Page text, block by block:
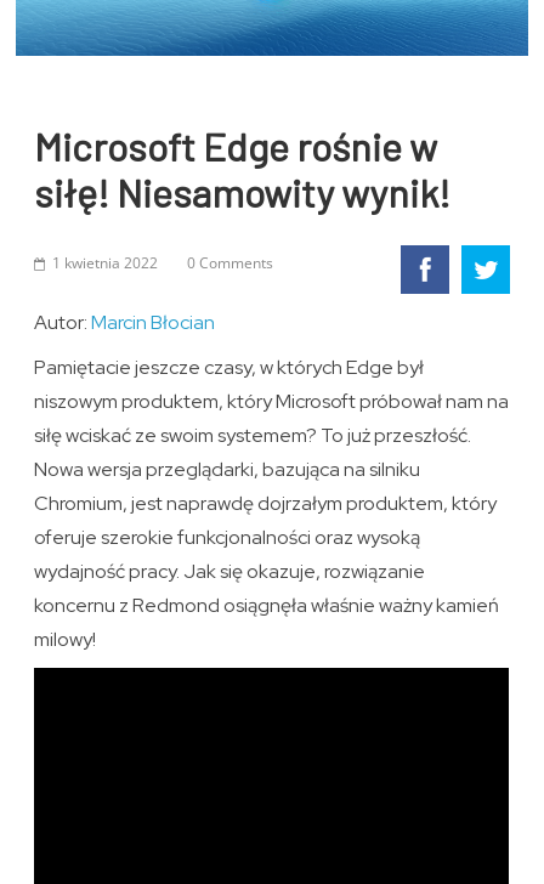
Microsoft Edge rośnie w
siłę! Niesamowity wynik!
1 kwietnia 2022 0 Comments
Autor:Marcin Błocian
Pamiętacie jeszcze czasy, w których Edge był
niszowym produktem, który Microsoft próbował nam na
siłę wciskać ze swoim systemem? To już przeszłość.
Nowa wersja przeglądarki, bazująca na silniku
Chromium, jest naprawdę dojrzałym produktem, który
oferuje szerokie funkcjonalności oraz wysoką
wydajność pracy. Jak się okazuje, rozwiązanie
koncernu z Redmond osiągnęła właśnie ważny kamień
milowy!